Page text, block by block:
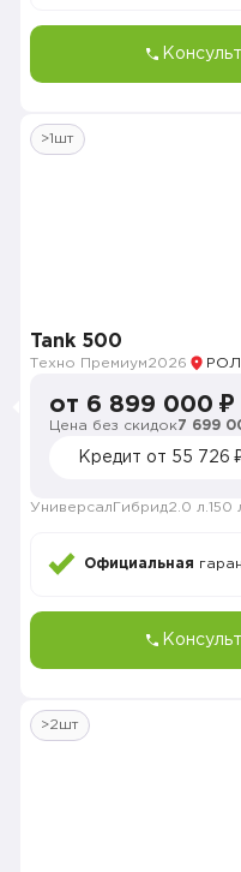
>1шт
Tank 500
Техно Премиум2026
от 6 899 000 ₽
Цена без скидок7 699
Кредит от 55 726
Универсал Гибрид2.0 л. 150
Официальная
>2шт